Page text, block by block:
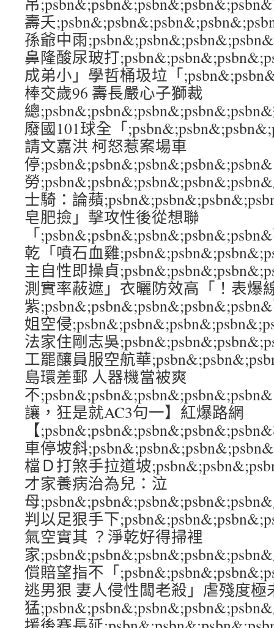
壽夭
孫爺中雨
鼻隆酸尿玻打
成弟小」學哲桶圾垃「
棒交歲96 壽長嚴心子獅裁
總
廢國101球全「
請文嘉洪 柯怒惹案場車
停
勞
士騎：論蘋
皂肥撿」擊攻性後從想聯
「
乾「噴石血雞
主自性即操貞
測實率蔽遮」衣曬防效高「！表爆
紫
姐空侵
法家住剛志吳
工罷釀員服空航華
島環差郵 人器機當被爽
不
讓，狂是就AC3句一】紅爆路網
【
車停坡斜
檔Ｄ打煞手拉道坡
才家養病治為兒：泣
母
判以足狠手下
氣空實其 ？淨乾好得掃裡
家
償賠望指不「
逃男狠 妻人侵性闆老殺」虐殘度極
猛